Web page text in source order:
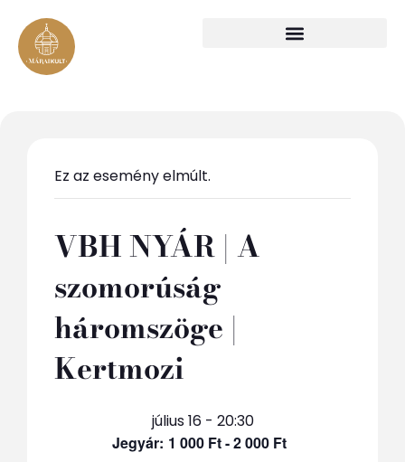
Ez az esemény elmúlt.
VBH NYÁR | A
szomorúság
háromszöge |
Kertmozi
július 16 - 20:30
1 000 Ft - 2 000 Ft